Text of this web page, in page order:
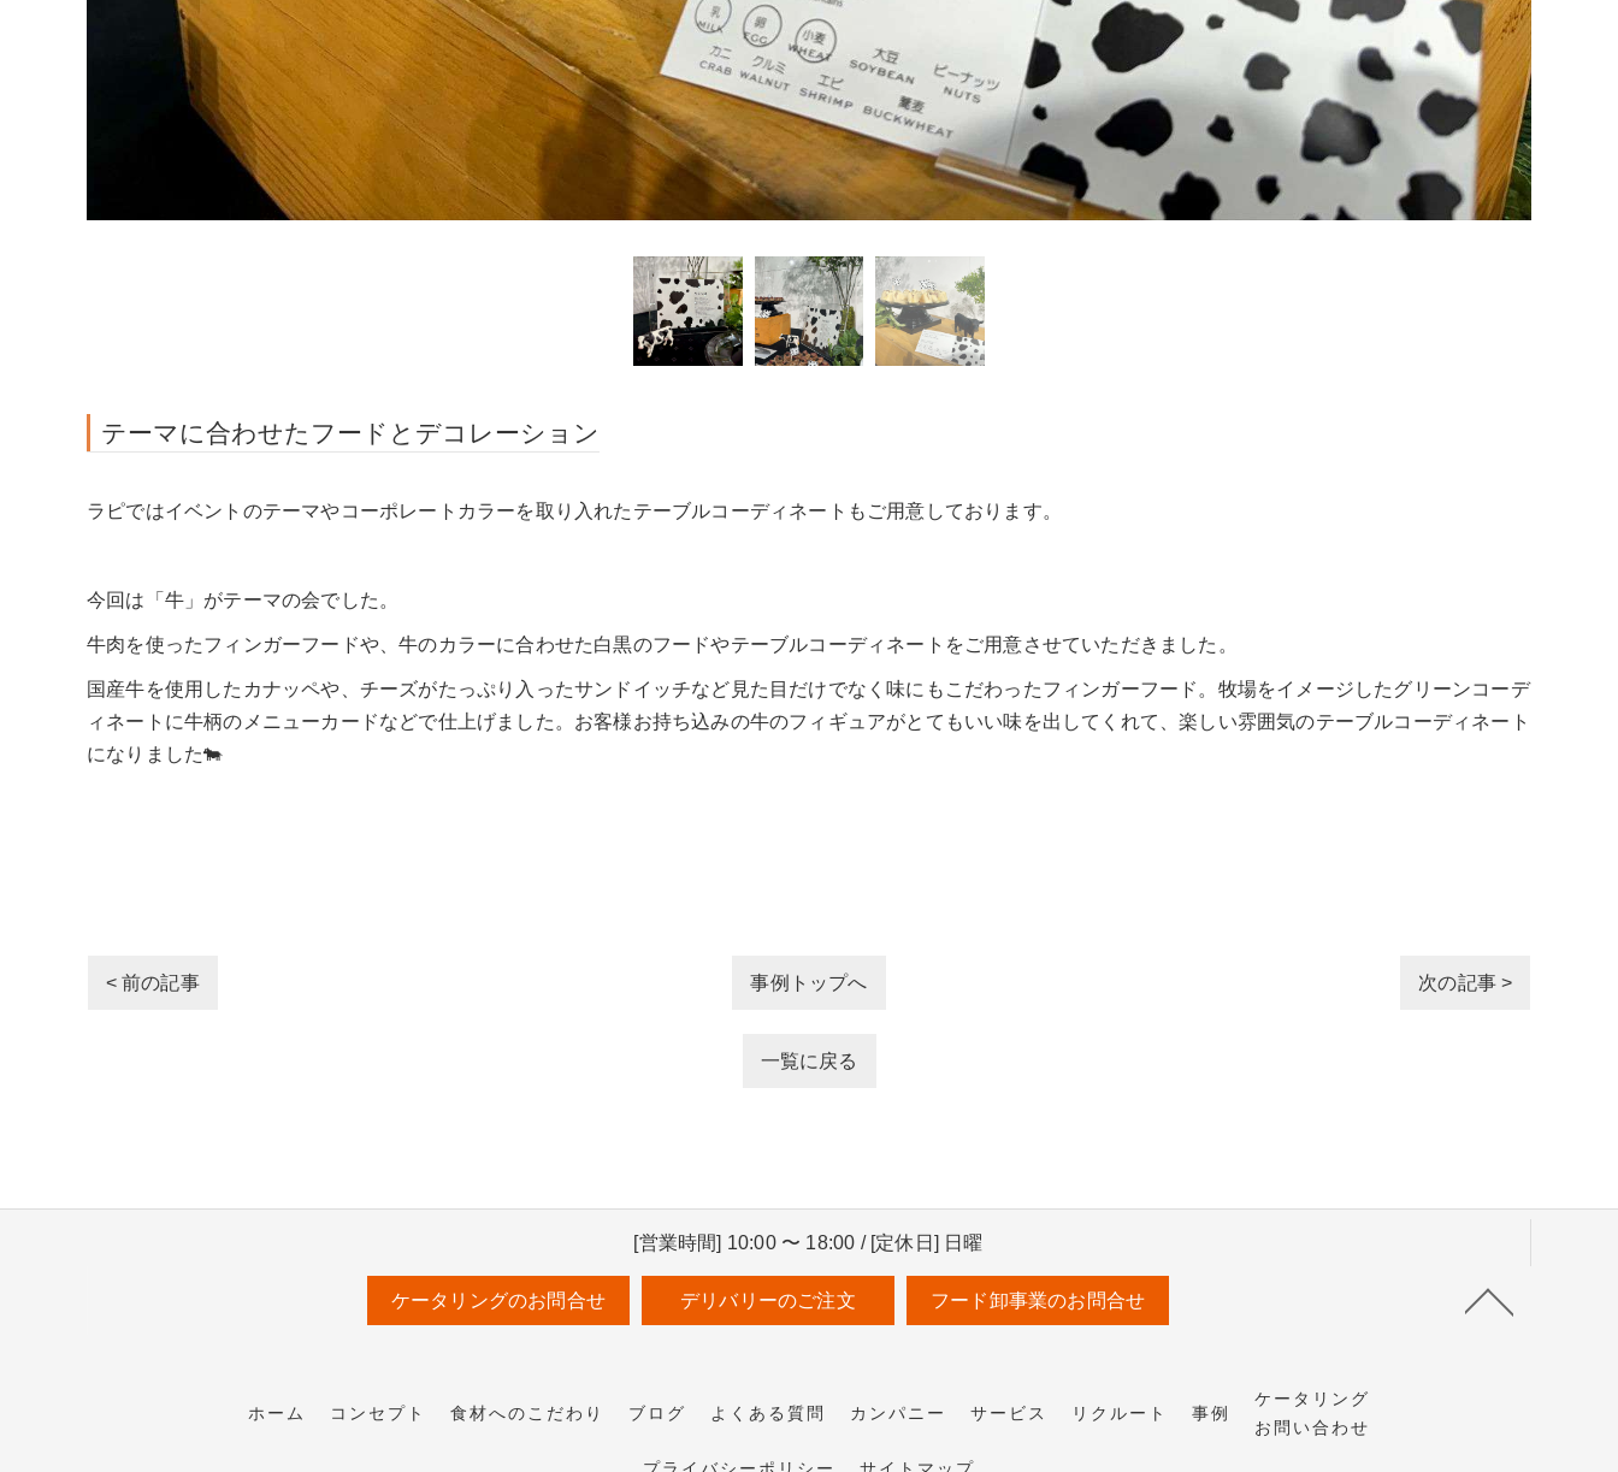
テーマに合わせたフードとデコレーション
ラピではイベントのテーマやコーポレートカラーを取り入れたテーブルコーディネートもご用意しております。
今回は「牛」がテーマの会でした。
牛肉を使ったフィンガーフードや、牛のカラーに合わせた白黒のフードやテーブルコーディネートをご用意させていただきました。
国産牛を使用したカナッペや、チーズがたっぷり入ったサンドイッチなど見た目だけでなく味にもこだわったフィンガーフード。牧場をイメージしたグリーンコーデ
ィネートに牛柄のメニューカードなどで仕上げました。お客様お持ち込みの牛のフィギュアがとてもいい味を出してくれて、楽しい雰囲気のテーブルコーディネート
になりました🐄
< 前の記事 事例トップへ 次の記事 >
一覧に戻る
[営業時間] 10:00 〜 18:00 / [定休日] 日曜
ケータリングのお問合せ デリバリーのご注文 フード卸事業のお問合せ
ホーム コンセプト 食材へのこだわり ブログ よくある質問 カンパニー サービス リクルート 事例
ケータリング
お問い合わせ